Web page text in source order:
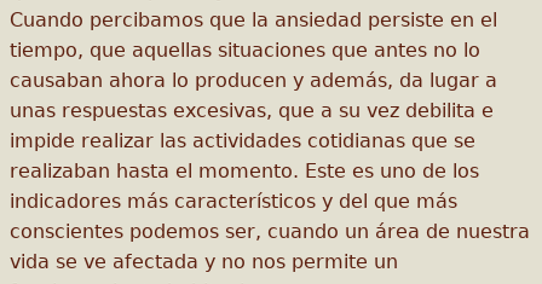
Cuando percibamos que la ansiedad persiste en el
tiempo, que aquellas situaciones que antes no lo
causaban ahora lo producen y además, da lugar a
unas respuestas excesivas, que a su vez debilita e
impide realizar las actividades cotidianas que se
realizaban hasta el momento. Este es uno de los
indicadores más característicos y del que más
conscientes podemos ser, cuando un área de nuestra
vida se ve afectada y no nos permite un